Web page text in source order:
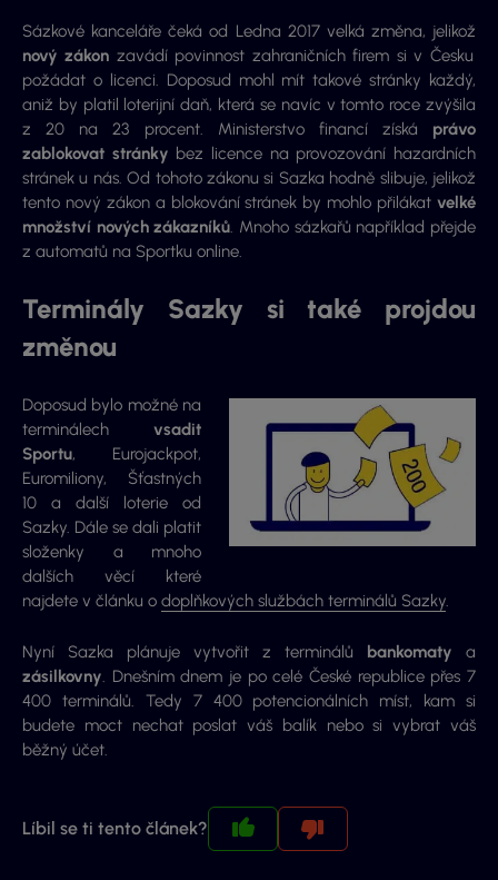
Sázkové kanceláře čeká od Ledna 2017 velká změna, jelikož
nový zákon zavádí povinnost zahraničních firem si v Česku
požádat o licenci. Doposud mohl mít takové stránky každý,
aniž by platil loterijní daň, která se navíc v tomto roce zvýšila
z 20 na 23 procent. Ministerstvo financí získá právo
zablokovat stránky bez licence na provozování hazardních
stránek u nás. Od tohoto zákonu si Sazka hodně slibuje, jelikož
tento nový zákon a blokování stránek by mohlo přilákat velké
množství nových zákazníků. Mnoho sázkařů například přejde
z automatů na Sportku online.
Terminály Sazky si také projdou
změnou
Doposud bylo možné na
terminálech vsadit
Sportu, Eurojackpot,
Euromiliony, Šťastných
10 a další loterie od
Sazky. Dále se dali platit
složenky a mnoho
dalších věcí které
najdete v článku o doplňkových službách terminálů Sazky.
Nyní Sazka plánuje vytvořit z terminálů bankomaty a
zásilkovny. Dnešním dnem je po celé České republice přes 7
400 terminálů. Tedy 7 400 potencionálních míst, kam si
budete moct nechat poslat váš balík nebo si vybrat váš
běžný účet.
Líbil se ti tento článek?